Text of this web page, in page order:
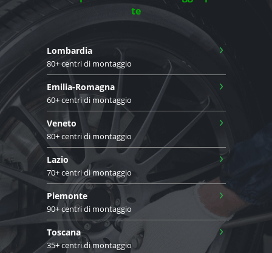
te
Lombardia
80+ centri di montaggio
›
Emilia-Romagna
60+ centri di montaggio
›
Veneto
80+ centri di montaggio
›
Lazio
70+ centri di montaggio
›
Piemonte
90+ centri di montaggio
›
Toscana
35+ centri di montaggio
›